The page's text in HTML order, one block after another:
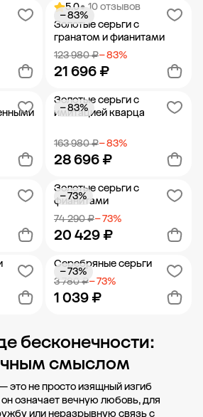
Добавить в корзину
5.0• 10 отзывов
Золотые серьги с
гранатом и фианитами
123 980 ₽− 83%
21 696 ₽
− 83%
Добавить в корзину
Золотые серьги с
имитацией кварца
163 980 ₽− 83%
28 696 ₽
− 83%
Добавить в корзину
Золотые серьги с
фианитами
74 290 ₽− 73%
20 429 ₽
− 73%
Добавить в корзину
Серебряные серьги
3 780 ₽− 73%
1 039 ₽
− 73%
Добавить в корзину
бесконечности:
смыслом
это не просто изящный изгиб
означает вечную любовь, для
или неразрывную связь с